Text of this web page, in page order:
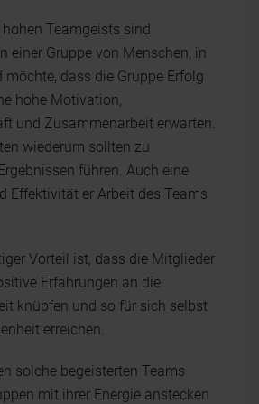
Teamgeists sind
einer Gruppe von Menschen, in
möchte, dass die Gruppe Erfolg
hohe Motivation,
und Zusammenarbeit erwarten.
wiederum sollten zu
führen. Auch eine
Effektivität er Arbeit des Teams
Vorteil ist, dass die Mitglieder
Erfahrungen an die
knüpfen und so für sich selbst
erreichen.
solche begeisterten Teams
mit ihrer Energie anstecken